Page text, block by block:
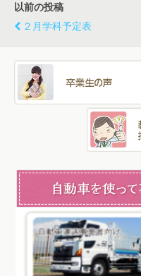
以前の投稿
２月学科予定表